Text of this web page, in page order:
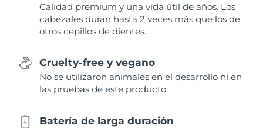
Calidad premium y una vida útil de años. Los
cabezales duran hasta 2 veces más que los de
otros cepillos de dientes.
Cruelty-free y vegano
No se utilizaron animales en el desarrollo ni en
las pruebas de este producto.
Batería de larga duración